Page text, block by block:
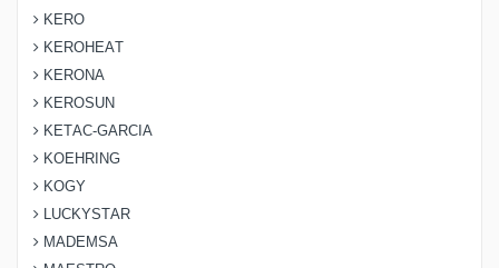
KERO
KEROHEAT
KERONA
KEROSUN
KETAC-GARCIA
KOEHRING
KOGY
LUCKYSTAR
MADEMSA